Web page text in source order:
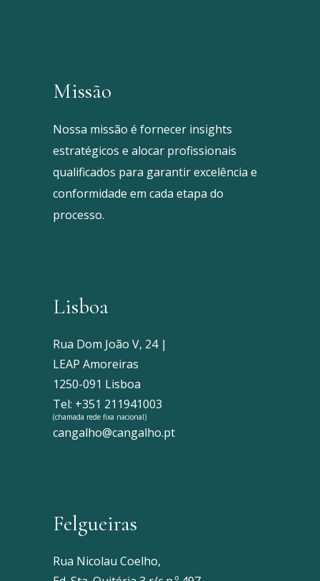
Missão
Nossa missão é fornecer insights
estratégicos e alocar profissionais
qualificados para garantir excelência e
conformidade em cada etapa do
processo.
Lisboa
Rua Dom João V, 24 |
LEAP Amoreiras
1250-091 Lisboa
Tel: +351 211941003
(chamada rede fixa nacional)
cangalho@cangalho.pt
Felgueiras
Rua Nicolau Coelho,